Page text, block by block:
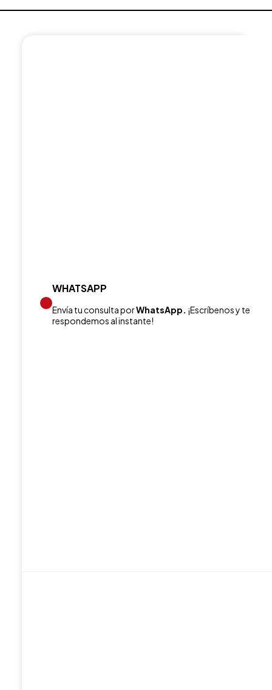
WHATSAPP
Envía tu consulta porWhatsApp. ¡Escríbenos y te
respondemos al instante!